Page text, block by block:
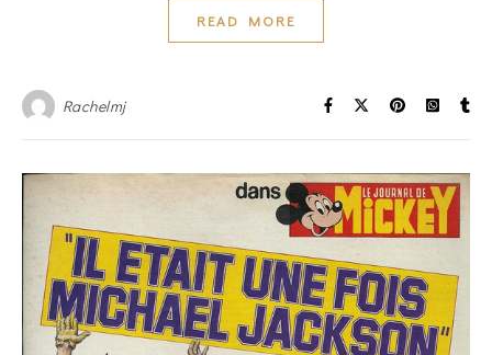
READ MORE
Rachelmj